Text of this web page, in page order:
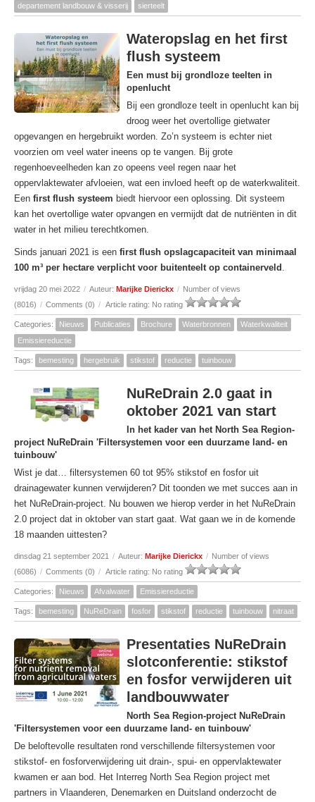
departement landbouw & visserij
sierteelt
Wateropslag en het first
flush systeem
Een must bij grondloze teelten in
openlucht
Bij een grondloze teelt in openlucht kan bij
droog weer het overtollige gietwater
opgevangen en hergebruikt worden. Zo’n systeem is echter niet
voorzien om veel water ineens op te vangen. Bij grote
regenhoeveelheden kan zo opeens veel regen naar het
oppervlaktewater afvloeien, wat een invloed heeft op de waterkwaliteit.
Een first flush systeem biedt hiervoor een oplossing. Dit systeem
kan het overtollige water opvangen en vermijdt dat de nutriënten in dit
water in het milieu terechtkomen.
Sinds januari 2021 is een first flush opslagcapaciteit van minimaal
100 m³ per hectare verplicht voor buitenteelt op containerveld .
vrijdag 20 mei 2022 / Auteur: Marijke Dierickx / Number of views
(8016) / Comments (0) / Article rating: No rating
Categories: Nieuws Publicaties Brochure Waterbronnen
Waterkwaliteit
Emissiereductie
Tags: bemesting hergebruik stikstof reductie tuinbouw
NuReDrain 2.0 gaat in
oktober 2021 van start
In het kader van het North Sea Region-
project NuReDrain 'Filtersystemen voor een duurzame land- en
tuinbouw'
Wist je dat… filtersystemen 60 tot 95% stikstof en fosfor uit
drainagewater kunnen verwijderen? Dit toonden we met succes aan in
het NuReDrain-project. Nu bouwen we hierop verder in het NuReDrain
2.0 project dat in oktober van start gaat. Wat gaan we in de komende
18 maanden uittesten?
dinsdag 21 september 2021 / Auteur: Marijke Dierickx / Number of views
(6086) / Comments (0) / Article rating: No rating
Categories: Nieuws Afvalwater Emissiereductie
Tags: bemesting NuReDrain fosfor stikstof reductie tuinbouw nitraat
Presentaties NuReDrain
slotconferentie: stikstof
en fosfor verwijderen uit
landbouwwater
North Sea Region-project NuReDrain
'Filtersystemen voor een duurzame land- en tuinbouw'
De beloftevolle resultaten rond verschillende filtersystemen voor
stikstof- en fosforverwijdering uit drain-, spui- en oppervlaktewater
kwamen er aan bod. Het Interreg North Sea Region project met
partners in Vlaanderen, Denemarken en Duitsland onderzocht de